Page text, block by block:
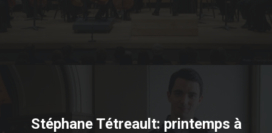
Stéphane Tétreault: printemps à